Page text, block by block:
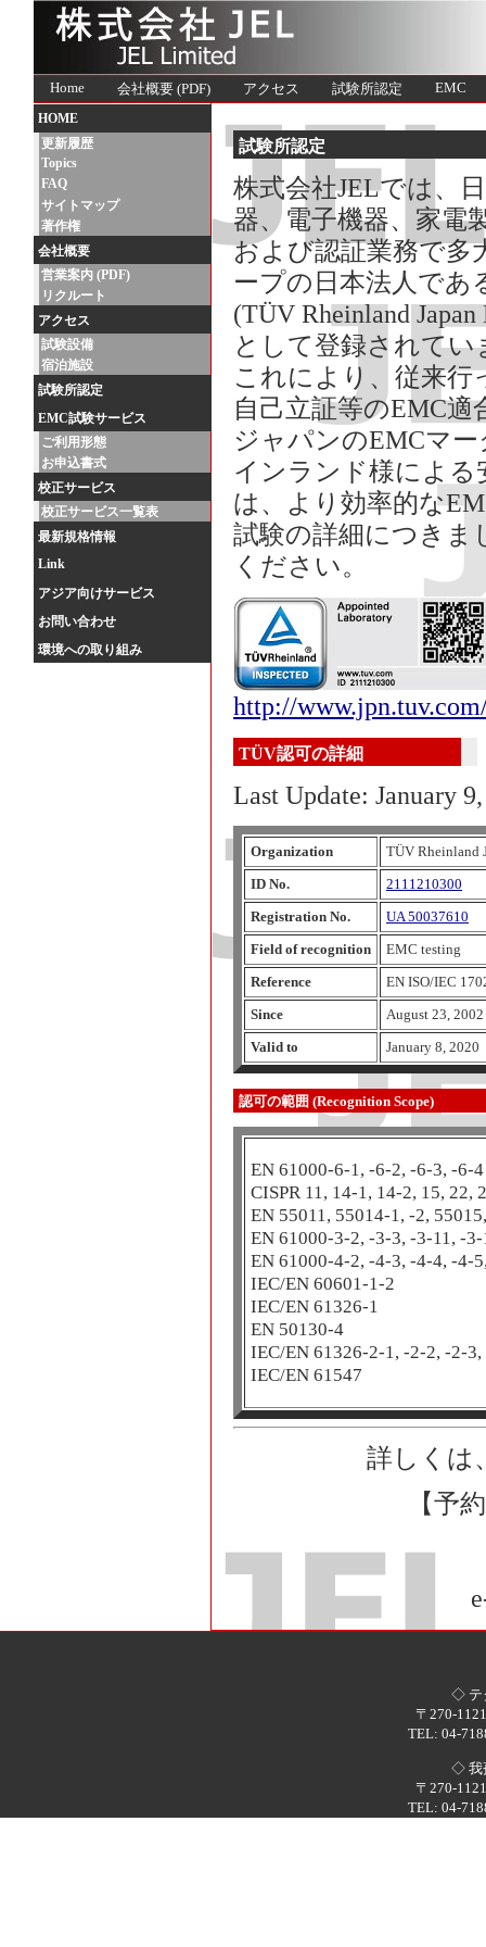
Home 会社概要 (PDF) アクセス 試験所認定 EMC
試験所認定
株式会社JELでは、
器、電子機器、家電
および認証業務で多
ープの日本法人であ
(TÜV Rheinland
として登録されてい
これにより、従来行
自己立証等のEMC
ジャパンのEMCマ
インランド様による
は、より効率的な
試験の詳細につきま
ください。
http://
TÜV認可の詳細
Last Update: January
Organization
TÜV Rheinland
ID No.
2111210300
Registration No.
UA 50037610
Field of recognition
EMC testing
Reference
EN ISO/IEC
Since
August 23, 2002
Valid to
January 8, 2020
認可の範囲 (Recognition Scope)
EN 61000-6-1, -6-2, -6-3, -6-4
CISPR 11, 14-1, 14-2, 15, 22,
EN 55011, 55014-1, -2,
EN 61000-3-2, -3-3, -3-11, -
EN 61000-4-2, -4-3, -4-4, -4-
IEC/EN 60601-1-2
IEC/EN 61326-1
EN 50130-4
IEC/EN 61326-2-1, -2-2, -2-
IEC/EN 61547
詳しくは
【予
HOME
更新履歴
Topics
FAQ
サイトマップ
著作権
会社概要
営業案内 (PDF)
リクルート
アクセス
試験設備
宿泊施設
試験所認定
EMC試験サービス
ご利用形態
お申込書式
校正サービス
校正サービス一覧表
最新規格情報
Link
アジア向けサービス
お問い合わせ
環境への取り組み
◇ テ
〒270-
TEL: 04-
◇ 我
〒270-
TEL: 04-